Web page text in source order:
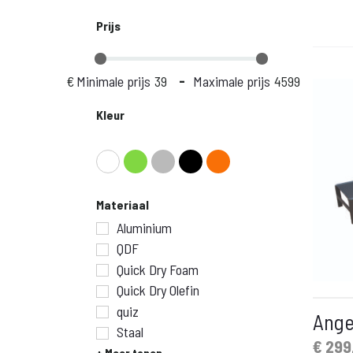
€
Huidige
Prijs
€ Minimale prijs - Maximale prijs
Kleur
Materiaal
Aluminium
QDF
Quick Dry Foam
Quick Dry Olefin
quiz
Staal